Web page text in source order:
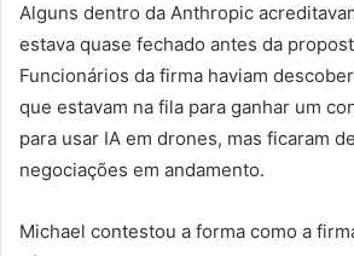
Alguns dentro da Anthropic
estava quase fechado antes da
Funcionários da firma haviam
que estavam na fila para ganhar um
para usar IA em drones, mas ficaram
negociações em andamento.
Michael contestou a forma como a